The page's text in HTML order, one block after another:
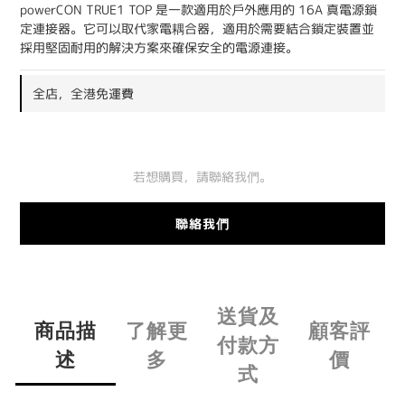
powerCON TRUE1 TOP 是一款適用於戶外應用的 16A 真電源鎖
定連接器。它可以取代家電耦合器，適用於需要結合鎖定裝置並
採用堅固耐用的解決方案來確保安全的電源連接。
全店，全港免運費
若想購買，請聯絡我們。
聯絡我們
商品描
述
了解更
多
送貨及
付款方
式
顧客評
價